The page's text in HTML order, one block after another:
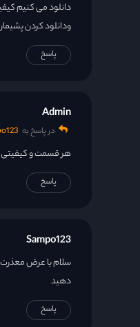
قسمت 37
قسمت 38
قسمت 40
قسمت 41
دانلود می کنیم
ودانلود کردن
پاسخ
Admin
در پاسخ به
هر قسمت و کیفیتی
پاسخ
Sampo123
سلام با عرض معذرت
دهید
پاسخ